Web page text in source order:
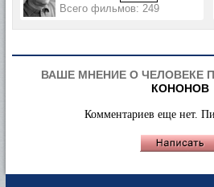
Всего фильмов: 249
ВАШЕ МНЕНИЕ О ЧЕЛОВЕКЕ
КОНОНОВ
Комментариев еще нет.